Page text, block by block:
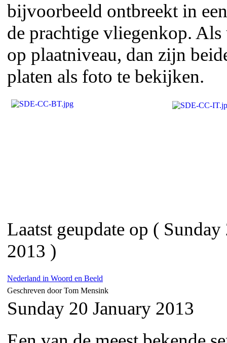
bijvoorbeeld ontbreekt in
de prachtige vliegenkop.
op plaatniveau, dan zijn
platen als foto te bekijken.
Laatst geupdate op (
2013 )
Nederland in Woord en Beeld
Geschreven door Tom Mensink
Sunday 20 January 2013